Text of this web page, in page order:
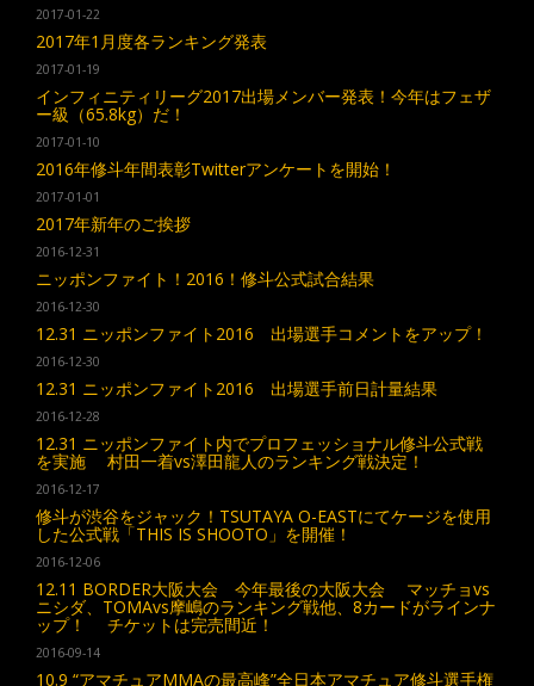
2017-01-22
2017年1月度各ランキング発表
2017-01-19
インフィニティリーグ2017出場メンバー発表！今年はフェザ
ー級（65.8kg）だ！
2017-01-10
2016年修斗年間表彰Twitterアンケートを開始！
2017-01-01
2017年新年のご挨拶
2016-12-31
ニッポンファイト！2016！修斗公式試合結果
2016-12-30
12.31 ニッポンファイト2016 出場選手コメントをアップ！
2016-12-30
12.31 ニッポンファイト2016 出場選手前日計量結果
2016-12-28
12.31 ニッポンファイト内でプロフェッショナル修斗公式戦
を実施 村田一着vs澤田龍人のランキング戦決定！
2016-12-17
修斗が渋谷をジャック！TSUTAYA O-EASTにてケージを使用
した公式戦「THIS IS SHOOTO」を開催！
2016-12-06
12.11 BORDER大阪大会 今年最後の大阪大会 マッチョvs
ニシダ、TOMAvs摩嶋のランキング戦他、8カードがラインナ
ップ！ チケットは完売間近！
2016-09-14
10.9 “アマチュアMMAの最高峰”全日本アマチュア修斗選手権